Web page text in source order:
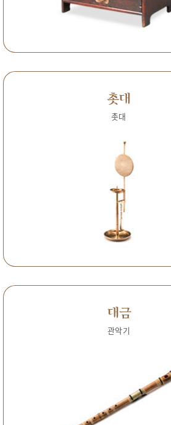
촛대
촛대
대금
관악기